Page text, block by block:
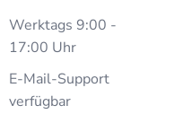
Werktags 9:00 -
17:00 Uhr
E-Mail-Support
verfügbar